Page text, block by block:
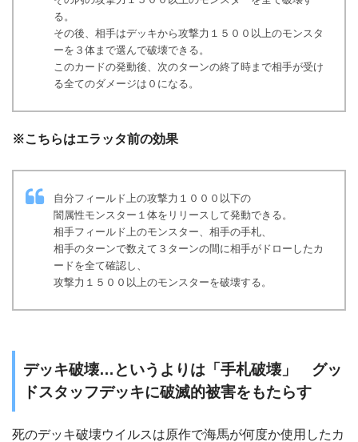
る。
その後、相手はデッキから攻撃力１５００以上のモンスタ
ーを３体まで選んで破壊できる。
このカードの発動後、次のターンの終了時まで相手が受け
る全てのダメージは０になる。
※こちらはエラッタ前の効果
自分フィールド上の攻撃力１０００以下の
闇属性モンスター１体をリリースして発動できる。
相手フィールド上のモンスター、相手の手札、
相手のターンで数えて３ターンの間に相手がドローしたカ
ードを全て確認し、
攻撃力１５００以上のモンスターを破壊する。
デッキ破壊…というよりは「手札破壊」 グッ
ドスタッフデッキに破滅的被害をもたらす
死のデッキ破壊ウイルスは原作で海馬が何度か使用したカ